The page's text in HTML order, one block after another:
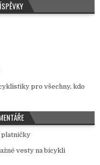
pro všechny, kdo
platničky
vesty na bicykli